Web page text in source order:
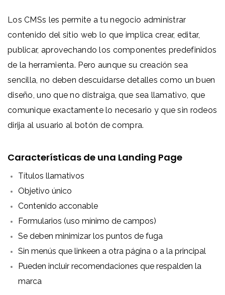
Los CMSs les permite a tu negocio administrar
contenido del sitio web lo que implica crear, editar,
publicar, aprovechando los componentes predefinidos
de la herramienta. Pero aunque su creación sea
sencilla, no deben descuidarse detalles como un buen
diseño, uno que no distraiga, que sea llamativo, que
comunique exactamente lo necesario y que sin rodeos
dirija al usuario al botón de compra.
Características de una Landing Page
Títulos llamativos
Objetivo único
Contenido acconable
Formularios (uso mínimo de campos)
Se deben minimizar los puntos de fuga
Sin menús que linkeen a otra página o a la principal
Pueden incluir recomendaciones que respalden la
marca